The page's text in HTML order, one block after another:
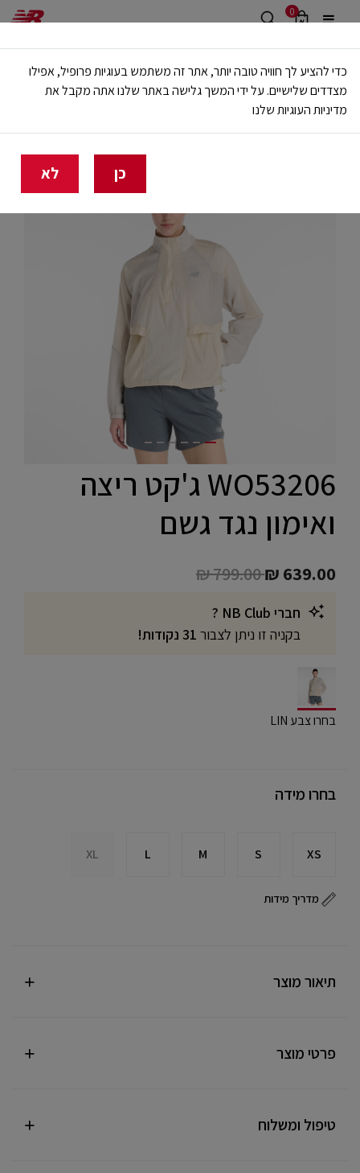
0
משלוח חינם מעל 499 ש"ח
🔥 20% הנחה על כל הביגוד באתר ובחנויות - לזמן מוגבל
בית נשים בגדים ג'קטים
WO53206 ג'קט ריצה
ואימון נגד גשם
Price reduced from
₪ 799.00to
₪ 639.00
חברי NB Club ?
בקניה זו ניתן לצבור
selected
בחרו צבע LIN
בחרו מידה
XS
S
M
L
XL
מדריך מידות
תיאור מוצר
פרטי מוצר
טיפול ומשלוח
כדי להציע לך חוויה טובה יותר, אתר זה משתמש בעוגיות פרופיל, אפילו
מצדדים שלישיים. על ידי המשך גלישה באתר שלנו אתה מקבל את
מדיניות העוגיות שלנו
כן לא